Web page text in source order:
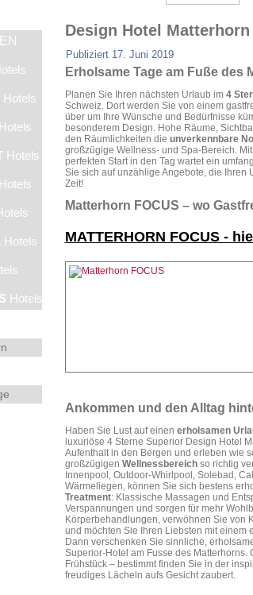
Hotels
Hotels
Hotels
Hotels
Hotels
Hotels
Design Hotel Matterhorn
Publiziert 17. Juni 2019
Erholsame Tage am Fuße des
Planen Sie Ihren nächsten Urlaub im 4
Schweiz. Dort werden Sie von einem
über um Ihre Wünsche und Bedürfnisse
besonderem Design. Hohe Räume,
den Räumlichkeiten die unverkennbare
großzügige Wellness- und Spa-Bereich.
perfekten Start in den Tag wartet ein
Sie sich auf unzählige Angebote, die Ihren
Zeit!
Matterhorn FOCUS – wo
MATTERHORN FOCUS -
Ankommen und den Alltag
Haben Sie Lust auf einen erholsamen
luxuriöse 4 Sterne Superior Design Hotel
Aufenthalt in den Bergen und erleben wie
großzügigen Wellnessbereichso richtig
Innenpool, Outdoor-Whirlpool, Solebad,
Wärmeliegen, können Sie sich bestens
Treatment: Klassische Massagen und
Verspannungen und sorgen für mehr
Körperbehandlungen, verwöhnen Sie von
und möchten Sie Ihren Liebsten mit
Dann verschenken Sie sinnliche,
Superior-Hotel am Fusse des Matterhorns.
Frühstück – bestimmt finden Sie in der
freudiges Lächeln aufs Gesicht zaubert.